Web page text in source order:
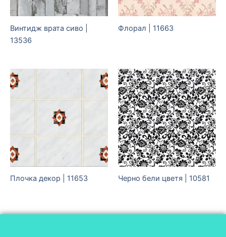
Винтидж врата сиво |
13536
Флорал | 11663
Плочка декор | 11653 Черно бели цветя | 10581